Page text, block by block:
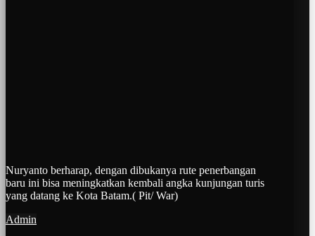
Nuryanto berharap, dengan dibukanya rute penerbangan
baru ini bisa meningkatkan kembali angka kunjungan turis
yang datang ke Kota Batam.( Pit/ War)
Admin